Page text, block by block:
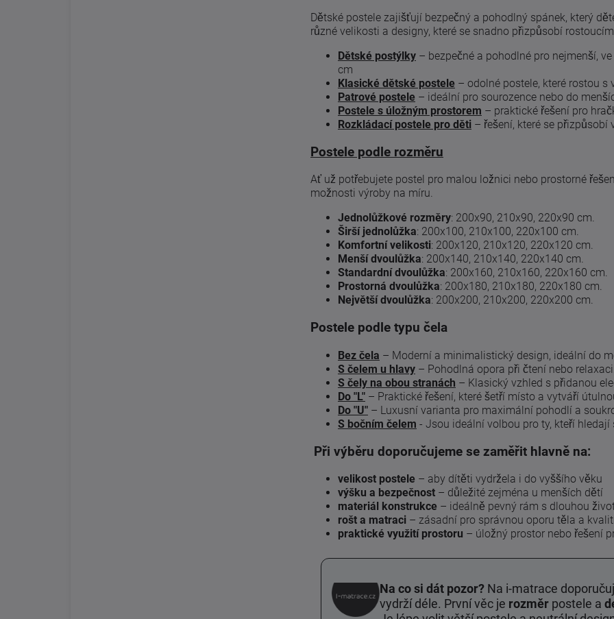
Dětské postele zajišťují bezpečný a pohodlný spánek, který
různé velikosti a designy, které se snadno přizpůsobí
Dětské postýlky – bezpečné a pohodlné pro nejmenší,
cm
Klasické dětské postele – odolné postele, které rostou s
Patrové postele – ideální pro sourozence nebo do
Postele s úložným prostorem – praktické řešení pro
Rozkládací postele pro děti – řešení, které se přizpůsobí
Postele podle rozměru
Ať už potřebujete postel pro malou ložnici nebo prostorné
možnosti výroby na míru.
Jednolůžkové rozměry: 200x90, 210x90, 220x90 cm.
Širší jednolůžka: 200x100, 210x100, 220x100 cm.
Komfortní velikosti: 200x120, 210x120, 220x120 cm.
Menší dvoulůžka: 200x140, 210x140, 220x140 cm.
Standardní dvoulůžka: 200x160, 210x160, 220x160 cm.
Prostorná dvoulůžka: 200x180, 210x180, 220x180 cm.
Největší dvoulůžka: 200x200, 210x200, 220x200 cm.
Postele podle typu čela
Bez čela – Moderní a minimalistický design, ideální do
S čelem u hlavy – Pohodlná opora při čtení nebo relaxaci.
S čely na obou stranách – Klasický vzhled s přidanou
Do "L" – Praktické řešení, které šetří místo a vytváří
Do "U" – Luxusní varianta pro maximální pohodlí a
S bočním čelem - Jsou ideální volbou pro ty, kteří
Při výběru doporučujeme se zaměřit hlavně na:
velikost postele – aby dítěti vydržela i do vyššího věku
výšku a bezpečnost – důležité zejména u menších dětí
materiál konstrukce – ideálně pevný rám s dlouhou
rošt a matraci – zásadní pro správnou oporu těla a
praktické využití prostoru – úložný prostor nebo řešení
Na co si dát pozor? Na i-matrace
vydrží déle. První věc je rozměr postele a